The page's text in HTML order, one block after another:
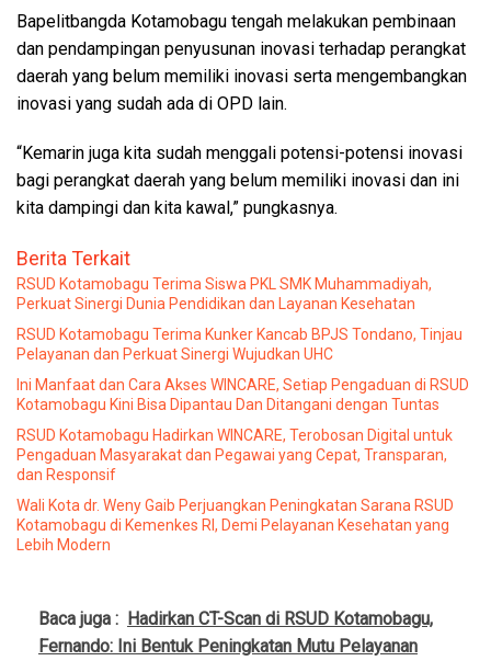
Bapelitbangda Kotamobagu tengah melakukan pembinaan
dan pendampingan penyusunan inovasi terhadap perangkat
daerah yang belum memiliki inovasi serta mengembangkan
inovasi yang sudah ada di OPD lain.
“Kemarin juga kita sudah menggali potensi-potensi inovasi
bagi perangkat daerah yang belum memiliki inovasi dan ini
kita dampingi dan kita kawal,” pungkasnya.
Berita Terkait
RSUD Kotamobagu Terima Siswa PKL SMK Muhammadiyah,
Perkuat Sinergi Dunia Pendidikan dan Layanan Kesehatan
RSUD Kotamobagu Terima Kunker Kancab BPJS Tondano, Tinjau
Pelayanan dan Perkuat Sinergi Wujudkan UHC
Ini Manfaat dan Cara Akses WINCARE, Setiap Pengaduan di RSUD
Kotamobagu Kini Bisa Dipantau Dan Ditangani dengan Tuntas
RSUD Kotamobagu Hadirkan WINCARE, Terobosan Digital untuk
Pengaduan Masyarakat dan Pegawai yang Cepat, Transparan,
dan Responsif
Wali Kota dr. Weny Gaib Perjuangkan Peningkatan Sarana RSUD
Kotamobagu di Kemenkes RI, Demi Pelayanan Kesehatan yang
Lebih Modern
Baca juga : Hadirkan CT-Scan di RSUD Kotamobagu,
Fernando: Ini Bentuk Peningkatan Mutu Pelayanan